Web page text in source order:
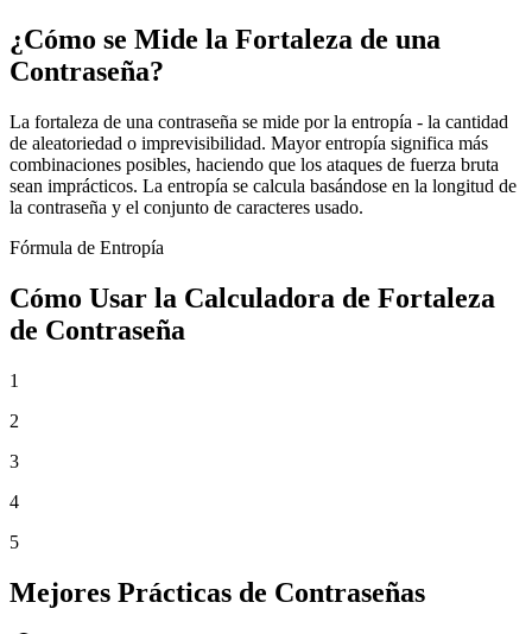
¿Cómo se Mide la Fortaleza de una
Contraseña?
La fortaleza de una contraseña se mide por la entropía - la cantidad
de aleatoriedad o imprevisibilidad. Mayor entropía significa más
combinaciones posibles, haciendo que los ataques de fuerza bruta
sean imprácticos. La entropía se calcula basándose en la longitud de
la contraseña y el conjunto de caracteres usado.
Fórmula de Entropía
Cómo Usar la Calculadora de Fortaleza
de Contraseña
1
2
3
4
5
Mejores Prácticas de Contraseñas